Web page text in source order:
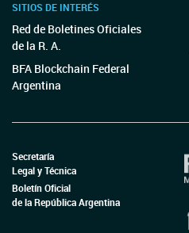
SITIOS DE INTERÉS
Red de Boletines Oficiales
de la R. A.
BFA Blockchain Federal
Argentina
Secretaría
Legal y Técnica
Boletín Oficial
de la República Argentina